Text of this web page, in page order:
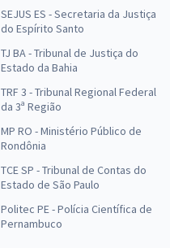
SEJUS ES - Secretaria da Justiça
do Espírito Santo
TJ BA - Tribunal de Justiça do
Estado da Bahia
TRF 3 - Tribunal Regional Federal
da 3ª Região
MP RO - Ministério Público de
Rondônia
TCE SP - Tribunal de Contas do
Estado de São Paulo
Politec PE - Polícia Científica de
Pernambuco